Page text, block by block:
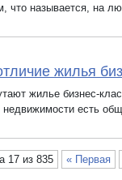
что называется, на
жилья
жилье бизнес-
недвижимости есть
17 из 835 « Первая